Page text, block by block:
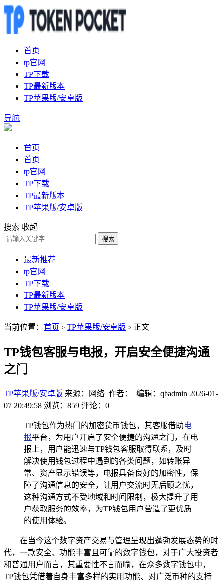
首页
tp官网
TP下载
TP最新版本
TP苹果版/安卓版
导航
首页
首页
tp官网
TP下载
TP最新版本
TP苹果版/安卓版
搜索 收起
搜索
最新推荐
tp官网
TP下载
TP最新版本
TP苹果版/安卓版
当前位置： 首页 > TP苹果版/安卓版 > 正文
TP钱包客服与电报，开启安全便捷沟通
之门
TP苹果版/安卓版 来源：网络 作者： 编辑：qbadmin 2026-01-
07 20:49:58 浏览：859 评论：0
TP钱包作为热门的加密货币钱包，其客服借助电
报平台，为用户开启了安全便捷的沟通之门，在电
报上，用户能迅速与TP钱包客服取得联系，及时
解决使用钱包过程中遇到的各类问题，如转账异
常、资产显示错误等，电报具备良好的加密性，保
障了沟通信息的安全，让用户交流时无后顾之忧，
这种沟通方式不受地域和时间限制，极大提升了用
户获取服务的效率，为TP钱包用户营造了更优质
的使用体验。
在当今这个数字资产交易与管理呈现出蓬勃发展态势的时
代，一款安全、功能丰富且可靠的数字钱包，对于广大投资者
和普通用户而言，其重要性不言而喻，在众多数字钱包中，
TP钱包凭借着自身丰富多样的实用功能、对广泛币种的支持